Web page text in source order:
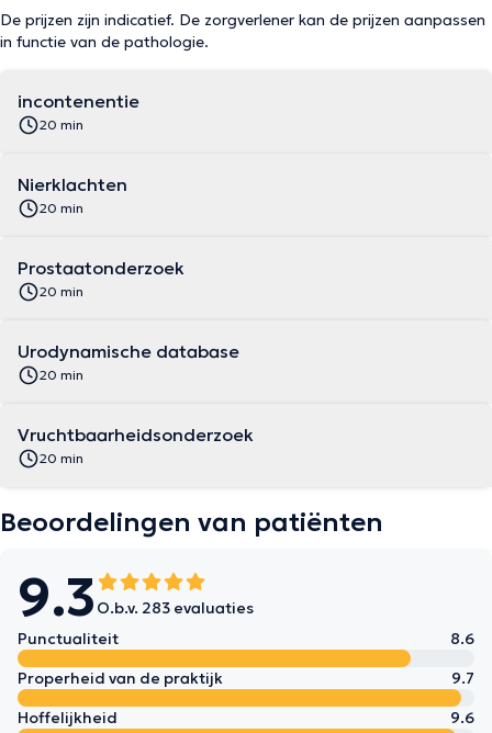
De prijzen zijn indicatief. De zorgverlener kan de prijzen aanpassen
in functie van de pathologie.
incontenentie
20 min
Nierklachten
20 min
Prostaatonderzoek
20 min
Urodynamische database
20 min
Vruchtbaarheidsonderzoek
20 min
Beoordelingen van patiënten
9.3 O.b.v. 283 evaluaties
Punctualiteit
8.6
Properheid van de praktijk
9.7
Hoffelijkheid
9.6